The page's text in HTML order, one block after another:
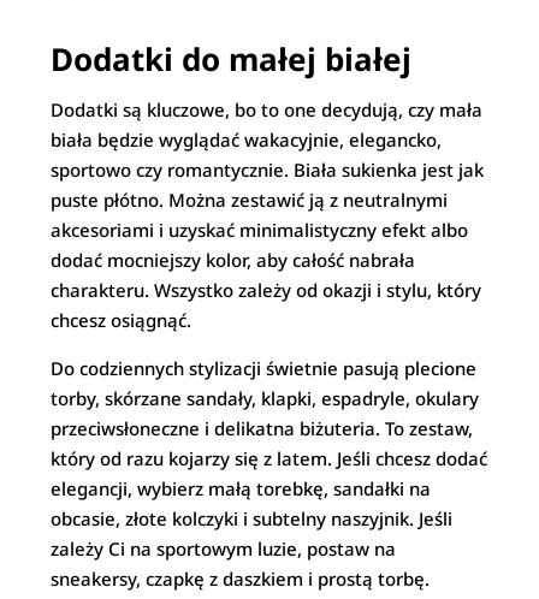
Dodatki do małej białej
Dodatki są kluczowe, bo to one decydują, czy mała
biała będzie wyglądać wakacyjnie, elegancko,
sportowo czy romantycznie. Biała sukienka jest jak
puste płótno. Można zestawić ją z neutralnymi
akcesoriami i uzyskać minimalistyczny efekt albo
dodać mocniejszy kolor, aby całość nabrała
charakteru. Wszystko zależy od okazji i stylu, który
chcesz osiągnąć.
Do codziennych stylizacji świetnie pasują plecione
torby, skórzane sandały, klapki, espadryle, okulary
przeciwsłoneczne i delikatna biżuteria. To zestaw,
który od razu kojarzy się z latem. Jeśli chcesz dodać
elegancji, wybierz małą torebkę, sandałki na
obcasie, złote kolczyki i subtelny naszyjnik. Jeśli
zależy Ci na sportowym luzie, postaw na
sneakersy, czapkę z daszkiem i prostą torbę.